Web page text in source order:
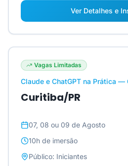
Ver Detalhes e
Vagas Limitadas
Claude e ChatGPT na Prática —
Curitiba/PR
07, 08 ou 09 de Agosto
10h de imersão
Público: Iniciantes